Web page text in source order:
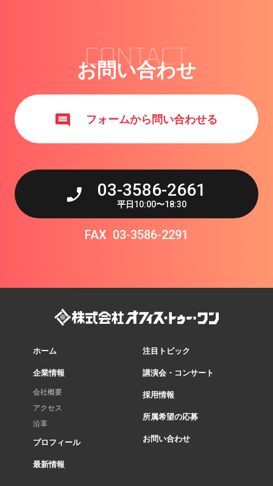
CONTACT
お問い合わせ
フォームから問い合わせる
03-3586-2661
平日10:00〜18:30
FAX 03-3586-2291
ホーム
企業情報
会社概要
アクセス
沿革
プロフィール
最新情報
注目トピック
講演会・コンサート
採用情報
所属希望の応募
お問い合わせ